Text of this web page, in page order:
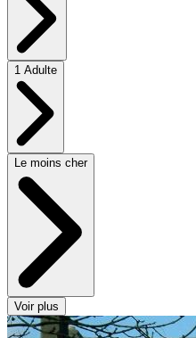
1 Adulte
Le moins cher
Voir plus